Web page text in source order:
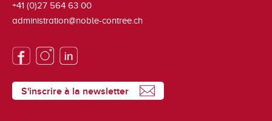
+41 (0)27 564 63 00
administration@noble-contree.ch
S'inscrire à la newsletter